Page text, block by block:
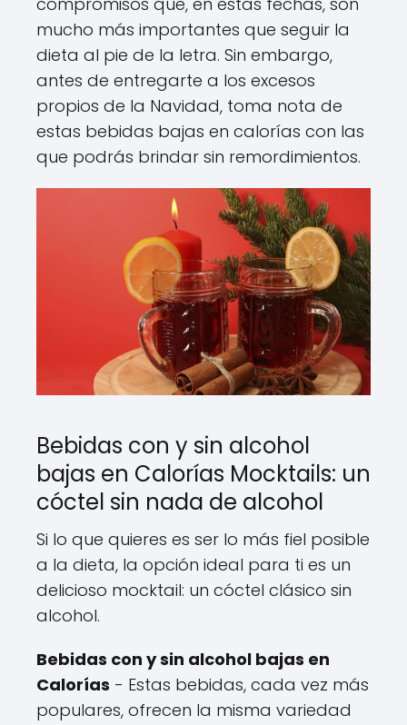
mucho más importantes que seguir la
dieta al pie de la letra. Sin embargo,
antes de entregarte a los excesos
propios de la Navidad, toma nota de
estas bebidas bajas en calorías con las
que podrás brindar sin remordimientos.
Bebidas con y sin alcohol
bajas en Calorías Mocktails: un
cóctel sin nada de alcohol
Si lo que quieres es ser lo más fiel posible
a la dieta, la opción ideal para ti es un
delicioso mocktail: un cóctel clásico sin
alcohol.
Bebidas con y sin alcohol bajas en
Calorías - Estas bebidas, cada vez más
populares, ofrecen la misma variedad